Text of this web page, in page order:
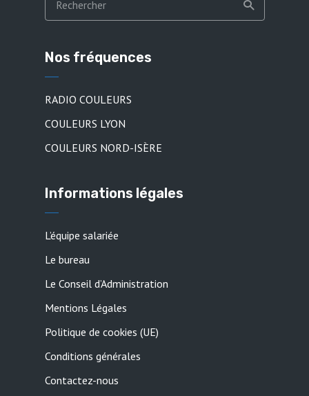
Nos fréquences
RADIO COULEURS
COULEURS LYON
COULEURS NORD-ISÈRE
Informations légales
L’équipe salariée
Le bureau
Le Conseil d’Administration
Mentions Légales
Politique de cookies (UE)
Conditions générales
Contactez-nous